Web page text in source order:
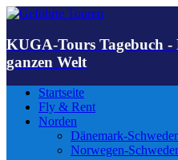
KUGA-Tours Tagebuch -
ganzen Welt
Startseite
Fly & Rent
Norden
Dänemark-
Norwegen-